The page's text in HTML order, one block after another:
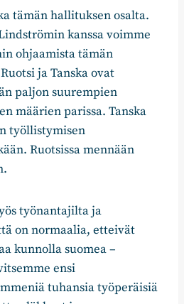
tämän hallituksen osalta.
kanssa voimme
ohjaamista tämän
ja Tanska ovat
paljon suurempien
määrien parissa. Tanska
työllistymisen
Ruotsissa mennään
työnantajilta ja
on normaalia, etteivät
kunnolla suomea –
ensi
tuhansia työperäisiä